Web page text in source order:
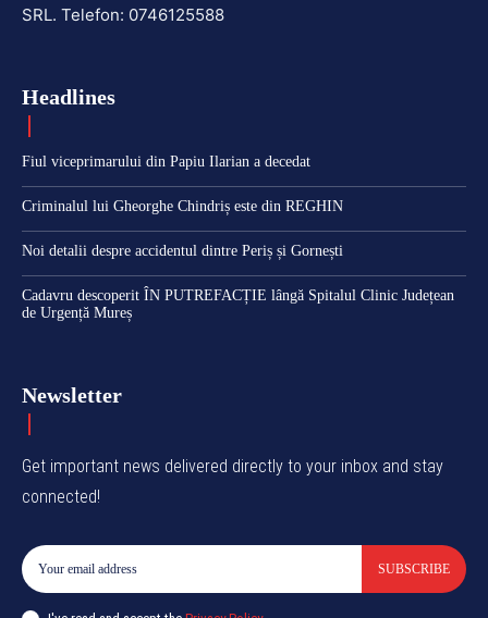
SRL. Telefon: 0746125588
Headlines
Fiul viceprimarului din Papiu Ilarian a decedat
Criminalul lui Gheorghe Chindriș este din REGHIN
Noi detalii despre accidentul dintre Periș și Gornești
Cadavru descoperit ÎN PUTREFACȚIE lângă Spitalul Clinic Județean
de Urgență Mureș
Newsletter
Get important news delivered directly to your inbox and stay
connected!
SUBSCRIBE